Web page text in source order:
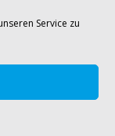
Service zu